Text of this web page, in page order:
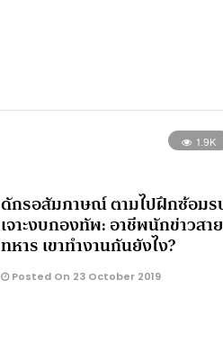
1.9K
ดักรอสัมภาษณ์ ตามไปฝึกซ้อม
เจาะงบกองทัพ: อาชีพนักข่าวสาย
ทหาร เขาทำงานกันยังไง?
Posted On 23 October 2019